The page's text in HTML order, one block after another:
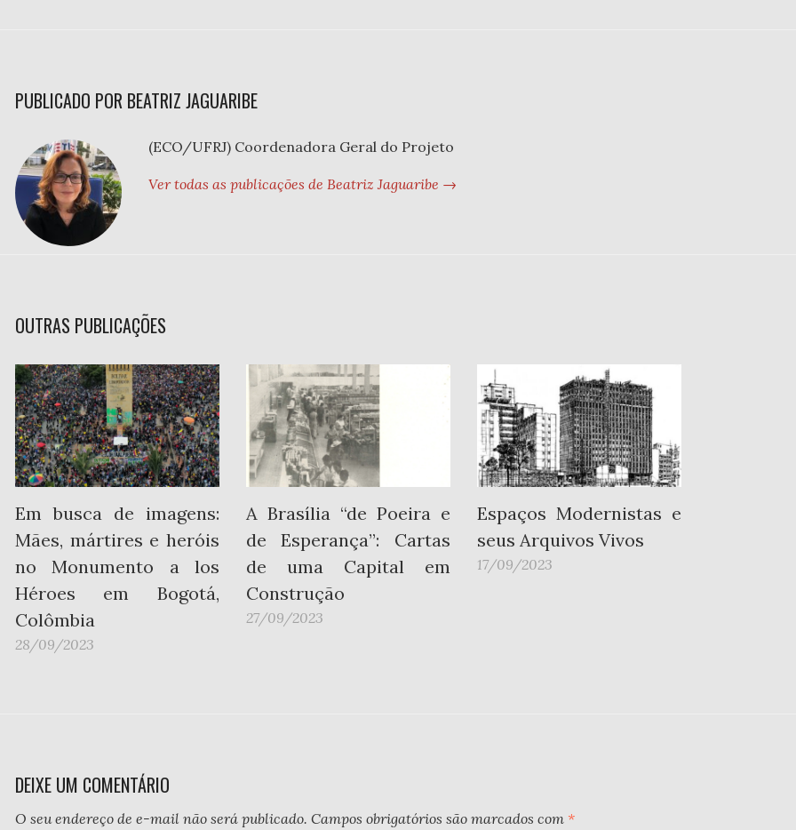
PUBLICADO POR BEATRIZ JAGUARIBE
(ECO/UFRJ) Coordenadora Geral do Projeto
Ver todas as publicações de Beatriz Jaguaribe →
OUTRAS PUBLICAÇÕES
Em busca de imagens:
Mães, mártires e heróis
no Monumento a los
Héroes em Bogotá,
Colômbia
28/09/2023
A Brasília “de Poeira e
de Esperança”: Cartas
de uma Capital em
Construção
27/09/2023
Espaços Modernistas e
seus Arquivos Vivos
17/09/2023
DEIXE UM COMENTÁRIO
O seu endereço de e-mail não será publicado. Campos obrigatórios são marcados com *